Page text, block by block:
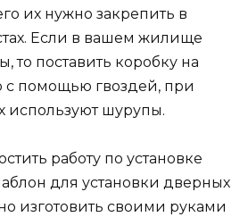
их нужно закрепить в
Если в вашем жилище
то поставить коробку на
с помощью гвоздей, при
используют шурупы.
работу по установке
для установки дверных
изготовить своими руками